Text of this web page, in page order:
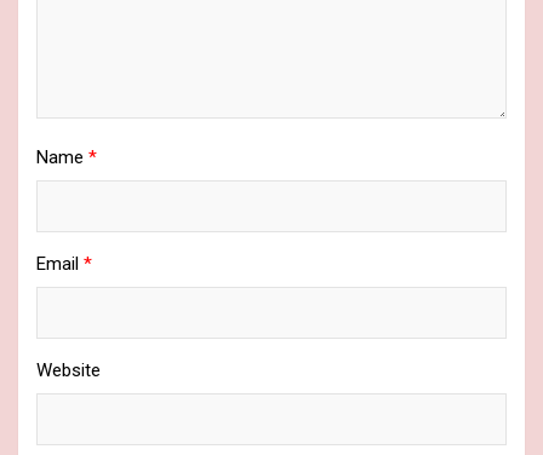
Name *
Email *
Website